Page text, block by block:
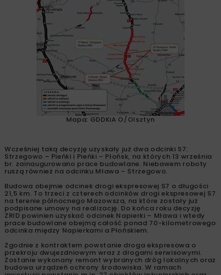
Mapa: GDDKiA O/Olsztyn
Wcześniej taką decyzję uzyskały już dwa odcinki S7:
Strzegowo – Pieńki i Pieńki – Płońsk, na których 13 września
br. zainaugurowano prace budowlane. Niebawem roboty
ruszą również na odcinku Mława – Strzegowo.
Budowa obejmie odcinek drogi ekspresowej S7 o długości
21,5 km. To trzeci z czterech odcinków drogi ekspresowej S7
na terenie północnego Mazowsza, na które zostały już
podpisane umowy na realizację. Do końca roku decyzję
ZRID powinien uzyskać odcinek Napierki – Mława i wtedy
prace budowlane obejmą całość ponad 70-kilometrowego
odcinka między Napierkami a Płońskiem.
Zgodnie z kontraktem powstanie droga ekspresowa o
przekroju dwujezdniowym wraz z drogami serwisowymi.
Zostanie wykonany remont wybranych dróg lokalnych oraz
budowa urządzeń ochrony środowiska. W ramach